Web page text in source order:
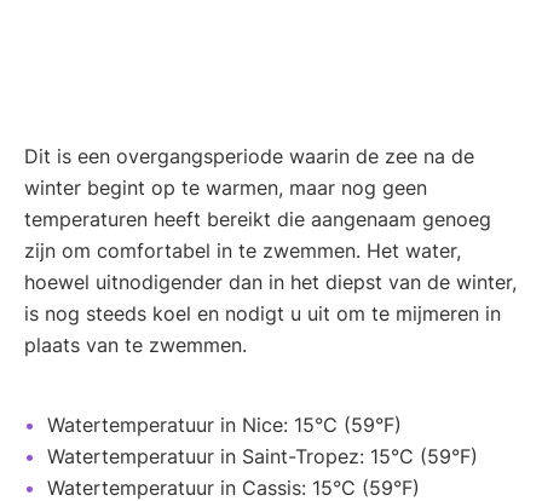
Dit is een overgangsperiode waarin de zee na de
winter begint op te warmen, maar nog geen
temperaturen heeft bereikt die aangenaam genoeg
zijn om comfortabel in te zwemmen. Het water,
hoewel uitnodigender dan in het diepst van de winter,
is nog steeds koel en nodigt u uit om te mijmeren in
plaats van te zwemmen.
Watertemperatuur in Nice: 15°C (59°F)
Watertemperatuur in Saint-Tropez: 15°C (59°F)
Watertemperatuur in Cassis: 15°C (59°F)